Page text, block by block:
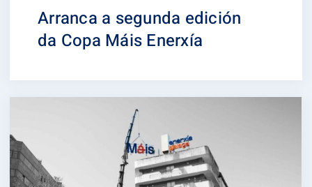
Arranca a segunda edición
da Copa Máis Enerxía